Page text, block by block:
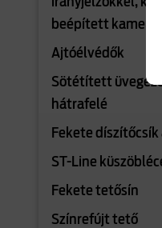
beépített
Ajtóélvédők
Sötétített
hátrafelé
Fekete
ST-Line
Fekete tetősín
Színrefújt tető